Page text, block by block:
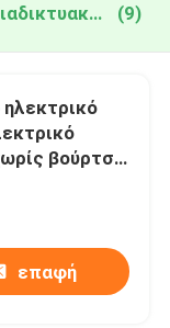
brushless micromotor dental διαδικτυακή κατασκευή (9)
βούρτσα
επαφή